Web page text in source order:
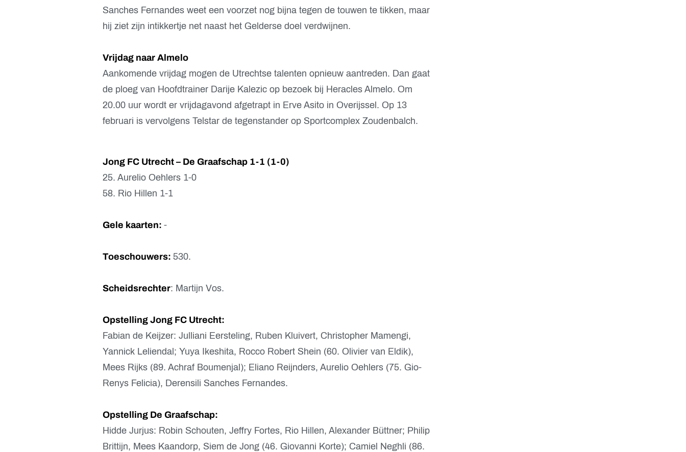
Sanches Fernandes weet een voorzet nog bijna tegen de touwen te tikken, maar
hij ziet zijn intikkertje net naast het Gelderse doel verdwijnen.
Vrijdag naar Almelo
Aankomende vrijdag mogen de Utrechtse talenten opnieuw aantreden. Dan gaat
de ploeg van Hoofdtrainer Darije Kalezic op bezoek bij Heracles Almelo. Om
20.00 uur wordt er vrijdagavond afgetrapt in Erve Asito in Overijssel. Op 13
februari is vervolgens Telstar de tegenstander op Sportcomplex Zoudenbalch.
Jong FC Utrecht – De Graafschap 1-1 (1-0)
25. Aurelio Oehlers 1-0
58. Rio Hillen 1-1
Gele kaarten: -
Toeschouwers: 530.
Scheidsrechter: Martijn Vos.
Opstelling Jong FC Utrecht:
Fabian de Keijzer: Julliani Eersteling, Ruben Kluivert, Christopher Mamengi,
Yannick Leliendal; Yuya Ikeshita, Rocco Robert Shein (60. Olivier van Eldik),
Mees Rijks (89. Achraf Boumenjal); Eliano Reijnders, Aurelio Oehlers (75. Gio-
Renys Felicia), Derensili Sanches Fernandes.
Opstelling De Graafschap:
Hidde Jurjus: Robin Schouten, Jeffry Fortes, Rio Hillen, Alexander Büttner; Philip
Brittijn, Mees Kaandorp, Siem de Jong (46. Giovanni Korte); Camiel Neghli (86.